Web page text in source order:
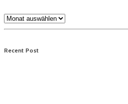
Archive
Recent Post